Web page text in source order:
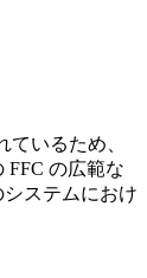
いるため、
の広範な
ステムにおけ